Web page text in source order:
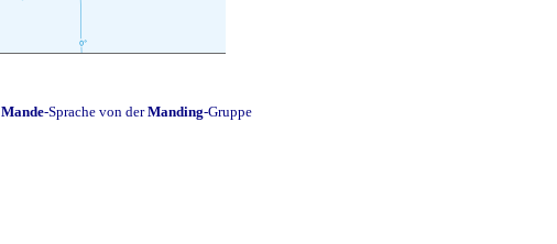
Mande-Sprache von derManding-Gruppe